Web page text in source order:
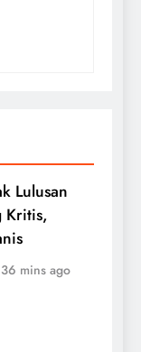
Lulusan
Kritis,
36 mins ago